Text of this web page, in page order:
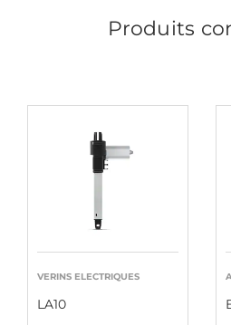
Produits
VERINS ELECTRIQUES
LA10